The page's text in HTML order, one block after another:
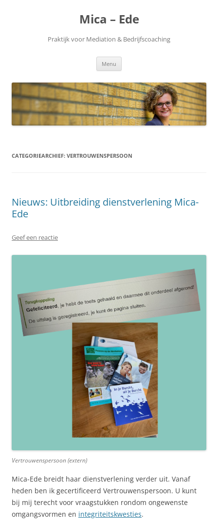
Mica – Ede
Praktijk voor Mediation & Bedrijfscoaching
Menu
CATEGORIEARCHIEF: VERTROUWENSPERSOON
Nieuws: Uitbreiding dienstverlening Mica-
Ede
Geef een reactie
Vertrouwenspersoon (extern)
Mica-Ede breidt haar dienstverlening verder uit. Vanaf
heden ben ik gecertificeerd Vertrouwenspersoon. U kunt
bij mij terecht voor vraagstukken rondom ongewenste
omgangsvormen en integriteitskwesties.